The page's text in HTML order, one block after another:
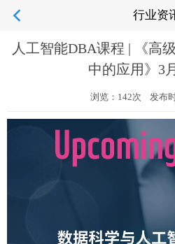
行业资
人工智能DBA课程 | 《高
中的应用》3
浏览：142次 发布